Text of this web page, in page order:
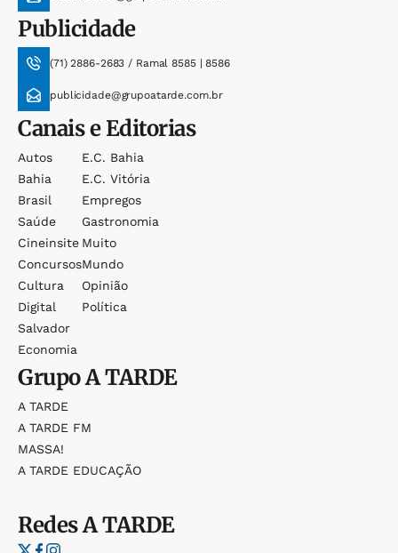
Publicidade
(71) 2886-2683 / Ramal 8585 | 8586
publicidade@grupoatarde.com.br
Canais e Editorias
Autos
Bahia
Brasil
Saúde
Cineinsite
Concursos
Cultura
Digital
Salvador
Economia
E.c. Bahia
E.c. Vitória
Empregos
Gastronomia
Muito
Mundo
Opinião
Política
GrupoA TARDE
A TARDE
A TARDE FM
MASSA!
A TARDE EDUCAÇÃO
RedesA TARDE